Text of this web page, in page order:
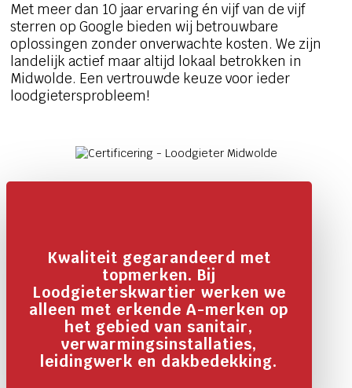
Met meer dan 10 jaar ervaring én vijf van de vijf
sterren op Google bieden wij betrouwbare
oplossingen zonder onverwachte kosten. We zijn
landelijk actief maar altijd lokaal betrokken in
Midwolde. Een vertrouwde keuze voor ieder
loodgietersprobleem!
Kwaliteit gegarandeerd met
topmerken. Bij
Loodgieterskwartier werken we
alleen met erkende A-merken op
het gebied van sanitair,
verwarmingsinstallaties,
leidingwerk en dakbedekking.